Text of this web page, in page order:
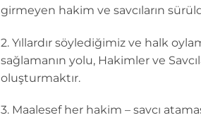
girmeyen hakim ve savcıların
2. Yıllardır söylediğimiz ve halk
sağlamanın yolu, Hakimler ve
oluşturmaktır.
3. Maalesef her hakim – savcı